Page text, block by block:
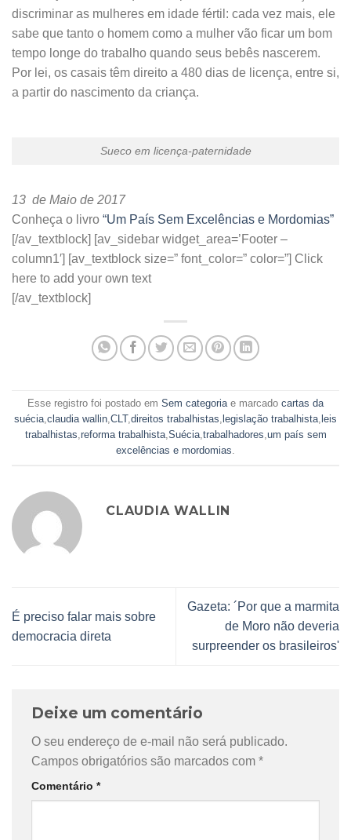
discriminar as mulheres em idade fértil: cada vez mais, ele
sabe que tanto o homem como a mulher vão ficar um bom
tempo longe do trabalho quando seus bebês nascerem.
Por lei, os casais têm direito a 480 dias de licença, entre si,
a partir do nascimento da criança.
Sueco em licença-paternidade
13 de Maio de 2017
Conheça o livro “Um País Sem Excelências e Mordomias”
[/av_textblock] [av_sidebar widget_area=’Footer –
column1′] [av_textblock size=” font_color=” color=”] Click
here to add your own text
[/av_textblock]
Esse registro foi postado em Sem categoriae marcado cartas da
suécia,claudia wallin,CLT,direitos trabalhistas, legislação trabalhista, leis
trabalhistas,reforma trabalhista,Suécia,trabalhadores,um país sem
excelências e mordomias.
CLAUDIA WALLIN
É preciso falar mais sobre
democracia direta
Gazeta: ´Por que a marmita
de Moro não deveria
surpreender os brasileiros'
Deixe um comentário
O seu endereço de e-mail não será publicado.
Campos obrigatórios são marcados com *
Comentário *